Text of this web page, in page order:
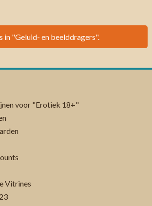
in "Geluid- en beelddragers".
voor "Erotiek 18+"
Vitrines